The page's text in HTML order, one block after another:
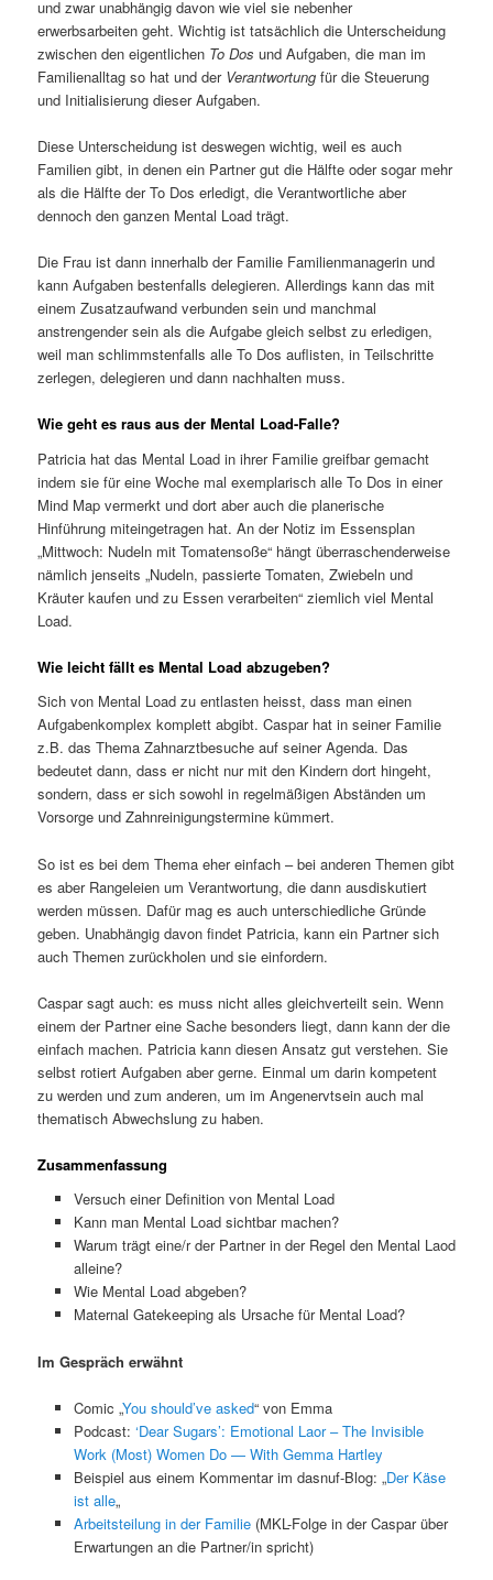
und zwar unabhängig davon wie viel sie nebenher
erwerbsarbeiten geht. Wichtig ist tatsächlich die Unterscheidung
zwischen den eigentlichen To Dos und Aufgaben, die man im
Familienalltag so hat und der Verantwortung für die Steuerung
und Initialisierung dieser Aufgaben.
Diese Unterscheidung ist deswegen wichtig, weil es auch
Familien gibt, in denen ein Partner gut die Hälfte oder sogar mehr
als die Hälfte der To Dos erledigt, die Verantwortliche aber
dennoch den ganzen Mental Load trägt.
Die Frau ist dann innerhalb der Familie Familienmanagerin und
kann Aufgaben bestenfalls delegieren. Allerdings kann das mit
einem Zusatzaufwand verbunden sein und manchmal
anstrengender sein als die Aufgabe gleich selbst zu erledigen,
weil man schlimmstenfalls alle To Dos auflisten, in Teilschritte
zerlegen, delegieren und dann nachhalten muss.
Wie geht es raus aus der Mental Load-Falle?
Patricia hat das Mental Load in ihrer Familie greifbar gemacht
indem sie für eine Woche mal exemplarisch alle To Dos in einer
Mind Map vermerkt und dort aber auch die planerische
Hinführung miteingetragen hat. An der Notiz im Essensplan
„Mittwoch: Nudeln mit Tomatensoße“ hängt überraschenderweise
nämlich jenseits „Nudeln, passierte Tomaten, Zwiebeln und
Kräuter kaufen und zu Essen verarbeiten“ ziemlich viel Mental
Load.
Wie leicht fällt es Mental Load abzugeben?
Sich von Mental Load zu entlasten heisst, dass man einen
Aufgabenkomplex komplett abgibt. Caspar hat in seiner Familie
z.B. das Thema Zahnarztbesuche auf seiner Agenda. Das
bedeutet dann, dass er nicht nur mit den Kindern dort hingeht,
sondern, dass er sich sowohl in regelmäßigen Abständen um
Vorsorge und Zahnreinigungstermine kümmert.
So ist es bei dem Thema eher einfach – bei anderen Themen gibt
es aber Rangeleien um Verantwortung, die dann ausdiskutiert
werden müssen. Dafür mag es auch unterschiedliche Gründe
geben. Unabhängig davon findet Patricia, kann ein Partner sich
auch Themen zurückholen und sie einfordern.
Caspar sagt auch: es muss nicht alles gleichverteilt sein. Wenn
einem der Partner eine Sache besonders liegt, dann kann der die
einfach machen. Patricia kann diesen Ansatz gut verstehen. Sie
selbst rotiert Aufgaben aber gerne. Einmal um darin kompetent
zu werden und zum anderen, um im Angenervtsein auch mal
thematisch Abwechslung zu haben.
Zusammenfassung
Versuch einer Definition von Mental Load
Kann man Mental Load sichtbar machen?
Warum trägt eine/r der Partner in der Regel den Mental Laod
alleine?
Wie Mental Load abgeben?
Maternal Gatekeeping als Ursache für Mental Load?
Im Gespräch erwähnt
Comic „You should’ve asked“ von Emma
Podcast: ‘Dear Sugars’: Emotional Laor – The Invisible
Work (Most) Women Do — With Gemma Hartley
Beispiel aus einem Kommentar im dasnuf-Blog: „Der Käse
ist alle„
Arbeitsteilung in der Familie(MKL-Folge in der Caspar über
Erwartungen an die Partner/in spricht)